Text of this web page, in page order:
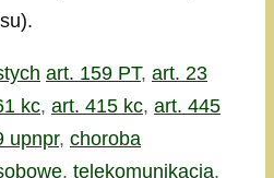
Tagi
art. 159 PT, art. 23
kc, art. 415 kc, art. 445
upnpr, choroba
, telekomunikacja,